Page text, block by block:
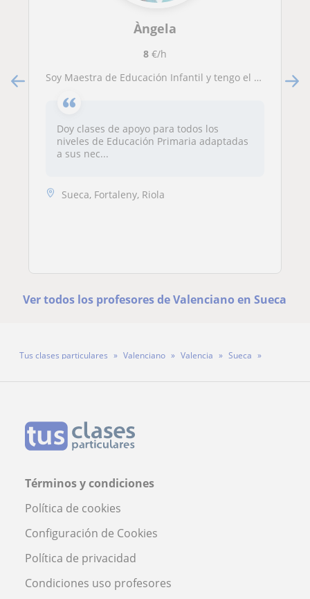
Àngela
8€/h
Soy Maestra de Educación Infantil y tengo el Máster de Especialización en Intervención Logopédica.
Doy clases de apoyo para todos los
niveles de Educación Primaria adaptadas
a sus nec...
Sueca, Fortaleny, Riola
Ver todos los profesores de Valenciano en Sueca
Tus clases particulares Valenciano Valencia
Sueca
Términos y condiciones
Política de cookies
Configuración de Cookies
Política de privacidad
Condiciones uso profesores